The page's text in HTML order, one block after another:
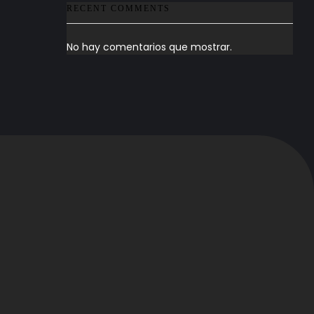
RECENT COMMENTS
No hay comentarios que mostrar.